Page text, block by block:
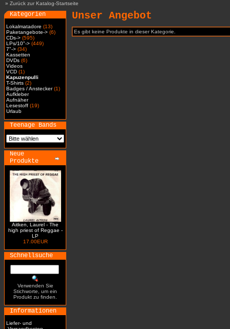
» Zurück zur Katalog-Startseite
Kategorien
Lokalmatadore (13)
Paketangebote-> (6)
CDs-> (595)
LPs/10"-> (449)
7"-> (34)
Kassetten
DVDs (6)
Videos
VCD (1)
Kapuzenpulli
T-Shirts (2)
Badges / Anstecker(1)
Aufkleber
Aufnäher
Lesestoff (19)
Urlaub
Teenage Bands
Neue
Produkte
Aitken, Laurel - The
high priest of Reggae -
LP
17.00EUR
Schnellsuche
Verwenden Sie
Stichworte, um ein
Produkt zu finden.
Informationen
Liefer- und
Unser Angebot
Es gibt keine Produkte in dieser Kategorie.